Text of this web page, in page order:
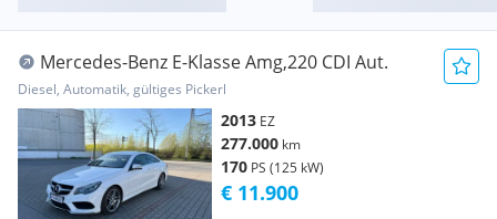
Mercedes-Benz E-Klasse Amg,220 CDI Aut.
Diesel, Automatik, gültiges Pickerl
2013 EZ
277.000 km
170 PS (125 kW)
€ 11.900